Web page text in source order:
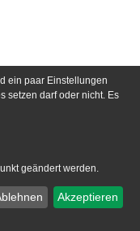
ein paar Einstellungen
setzen darf oder nicht. Es
geändert werden.
Akzeptieren